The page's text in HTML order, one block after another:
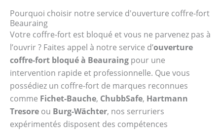
Pourquoi choisir notre service d'ouverture coffre-fort
Beauraing
Votre coffre-fort est bloqué et vous ne parvenez pas à
l’ouvrir ? Faites appel à notre service d’ouverture
coffre-fort bloqué à Beauraing pour une
intervention rapide et professionnelle. Que vous
possédiez un coffre-fort de marques reconnues
comme Fichet-Bauche, ChubbSafe, Hartmann
Tresore ou Burg-Wächter, nos serruriers
expérimentés disposent des compétences